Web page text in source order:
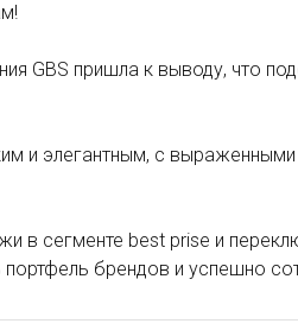
GBS пришла к выводу, что
и элегантным, с
сегменте best prise и
брендов и успешно